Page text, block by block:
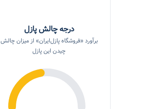
درجه چالش پازل
برآورد «فروشگاه پازل‌ایران» از میزان چالش
چیدن این پازل